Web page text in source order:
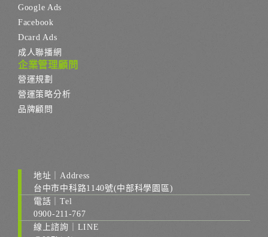
Google Ads
Facebook
Dcard Ads
成人聯播網
企業管理顧問
營運規劃
營運策略分析
品牌顧問
地址｜Address
台中市中科路1140號(中部科學園區)
電話｜Tel
0900-211-767
線上諮詢｜LINE